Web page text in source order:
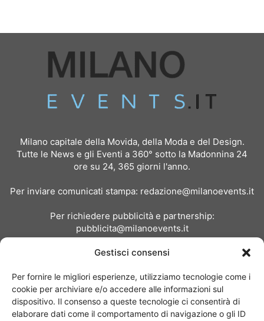
Gestisci consensi
Per fornire le migliori esperienze, utilizziamo tecnologie come i
cookie per archiviare e/o accedere alle informazioni sul
dispositivo. Il consenso a queste tecnologie ci consentirà di
elaborare dati come il comportamento di navigazione o gli ID
Milano capitale della Movida, della Moda e del Design.
Tutte le News e gli Eventi a 360° sotto la Madonnina 24
ore su 24, 365 giorni l'anno.
Per inviare comunicati stampa: redazione@milanoevents.it
Per richiedere pubblicità e partnership:
pubblicita@milanoevents.it